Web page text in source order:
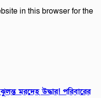
in this browser for the
মরদেহ উদ্ধার! পরিবারের